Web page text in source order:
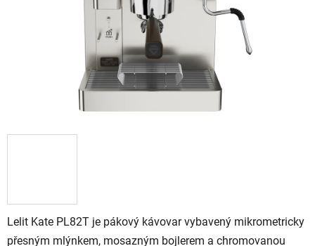
Lelit Kate PL82T je pákový kávovar vybavený mikrometricky
přesným mlýnkem, mosazným bojlerem a chromovanou